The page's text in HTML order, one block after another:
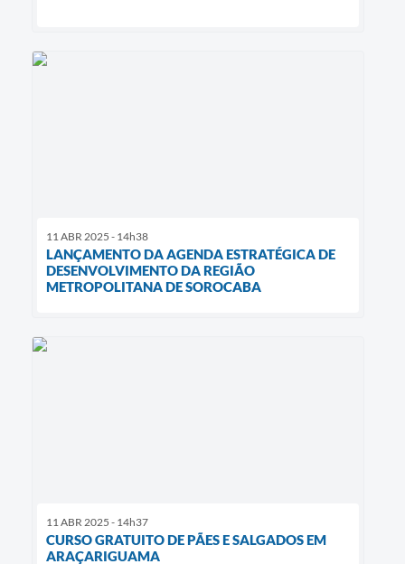
11 ABR 2025 - 14h38
LANÇAMENTO DA AGENDA ESTRATÉGICA DE
DESENVOLVIMENTO DA REGIÃO
METROPOLITANA DE SOROCABA
11 ABR 2025 - 14h37
CURSO GRATUITO DE PÃES E SALGADOS EM
ARAÇARIGUAMA